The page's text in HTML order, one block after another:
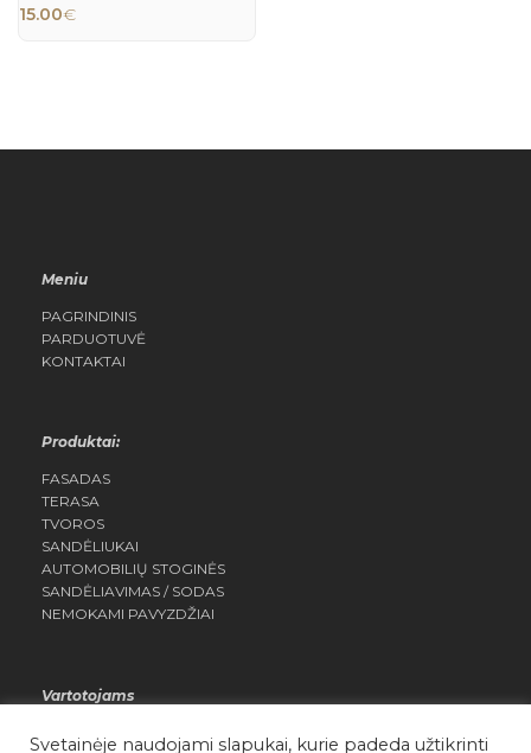
15.00€
Meniu
PAGRINDINIS
PARDUOTUVĖ
KONTAKTAI
Produktai:
FASADAS
TERASA
TVOROS
SANDĖLIUKAI
AUTOMOBILIŲ STOGINĖS
SANDĖLIAVIMAS / SODAS
NEMOKAMI PAVYZDŽIAI
Vartotojams
Svetainėje naudojami slapukai, kurie padeda užtikrinti